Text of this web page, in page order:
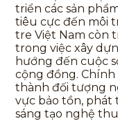
triển các sản
tiêu cực đến môi
tre Việt Nam còn
trong việc xây
hướng đến cuộc
cộng đồng.
thành đối tượng
vực bảo tồn,
sáng tạo nghệ